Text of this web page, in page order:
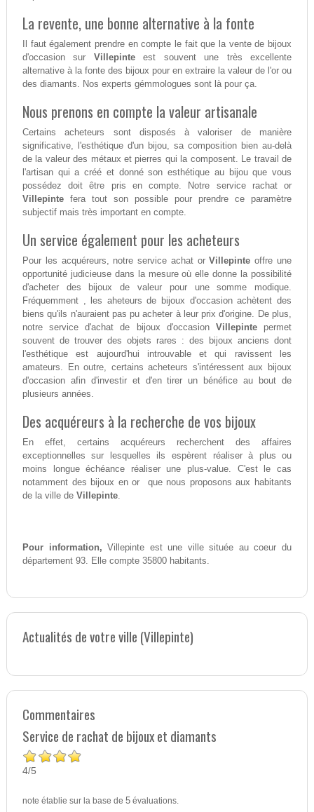
La revente, une bonne alternative à la fonte
Il faut également prendre en compte le fait que la vente de bijoux
d'occasion sur Villepinteest souvent une très excellente
alternative à la fonte des bijoux pour en extraire la valeur de l'or ou
des diamants. Nos experts gémmologues sont là pour ça.
Nous prenons en compte la valeur artisanale
Certains acheteurs sont disposés à valoriser de manière
significative, l'esthétique d'un bijou, sa composition bien au-delà
de la valeur des métaux et pierres qui la composent. Le travail de
l'artisan qui a créé et donné son esthétique au bijou que vous
possédez doit être pris en compte. Notre service rachat or
Villepintefera tout son possible pour prendre ce paramètre
subjectif mais très important en compte.
Un service également pour les acheteurs
Pour les acquéreurs, notre service achat orVillepinte offre une
opportunité judicieuse dans la mesure où elle donne la possibilité
d'acheter des bijoux de valeur pour une somme modique.
Fréquemment , les aheteurs de bijoux d'occasion achètent des
biens qu'ils n'auraient pas pu acheter à leur prix d'origine. De plus,
notre service d'achat de bijoux d'occasion Villepintepermet
souvent de trouver des objets rares : des bijoux anciens dont
l'esthétique est aujourd'hui introuvable et qui ravissent les
amateurs. En outre, certains acheteurs s'intéressent aux bijoux
d'occasion afin d'investir et d'en tirer un bénéfice au bout de
plusieurs années.
Des acquéreurs à la recherche de vos bijoux
En effet, certains acquéreurs recherchent des affaires
exceptionnelles sur lesquelles ils espèrent réaliser à plus ou
moins longue échéance réaliser une plus-value. C'est le cas
notamment des bijoux en or que nous proposons aux habitants
de la ville de Villepinte.
Pour information, Villepinte est une ville située au coeur du
département 93. Elle compte 35800 habitants.
Actualités de votre ville (Villepinte)
Commentaires
Service de rachat de bijoux et diamants
4/5
note établie sur la base de 5évaluations.